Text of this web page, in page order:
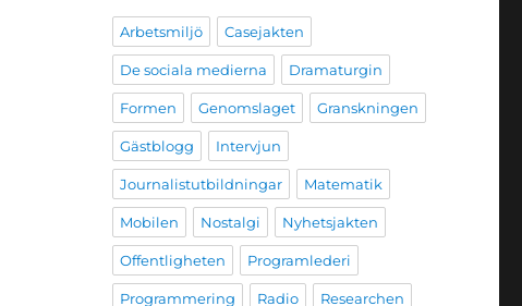
Arbetsmiljö Casejakten
De sociala medierna Dramaturgin
Formen Genomslaget Granskningen
Gästblogg Intervjun
Journalistutbildningar Matematik
Mobilen Nostalgi Nyhetsjakten
Offentligheten Programlederi
Programmering Radio Researchen